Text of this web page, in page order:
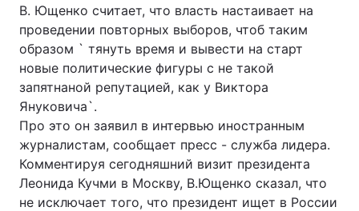
Контакти
Послуги
В. Ющенко считает, что власть настаивает на
проведении повторных выборов, чтоб таким
образом ` тянуть время и вывести на старт
новые политические фигуры с не такой
запятнаной репутацией, как у Виктора
Януковича`.
Про это он заявил в интервью иностранным
журналистам, сообщает пресс - служба лидера.
Комментируя сегодняшний визит президента
Леонида Кучми в Москву, В.Ющенко сказал, что
не исключает того, что президент ищет в России